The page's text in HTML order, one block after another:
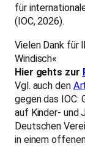
für
(IOC, 2026).
Vielen Dank für
Windisch«
Hier gehts zur
Vgl. auch den
gegen das IOC:
auf Kinder- und
Deutschen
in einem